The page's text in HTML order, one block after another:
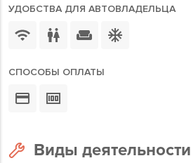
УДОБСТВА ДЛЯ АВТОВЛАДЕЛЬЦА
СПОСОБЫ ОПЛАТЫ
Виды деятельности